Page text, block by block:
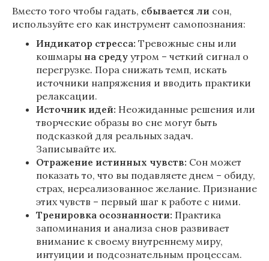
Вместо того чтобы гадать, сбывается ли сон,
используйте его как инструмент самопознания:
Индикатор стресса: Тревожные сны или
кошмары на среду утром – четкий сигнал о
перегрузке. Пора снижать темп, искать
источники напряжения и вводить практики
релаксации.
Источник идей: Неожиданные решения или
творческие образы во сне могут быть
подсказкой для реальных задач.
Записывайте их.
Отражение истинных чувств: Сон может
показать то, что вы подавляете днем – обиду,
страх, нереализованное желание. Признание
этих чувств – первый шаг к работе с ними.
Тренировка осознанности: Практика
запоминания и анализа снов развивает
внимание к своему внутреннему миру,
интуиции и подсознательным процессам.